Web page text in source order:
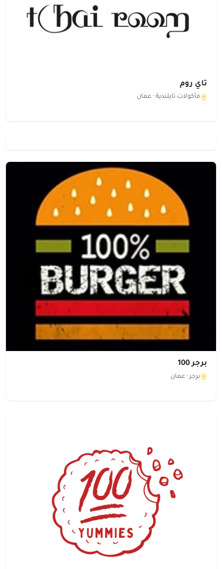
تاي روم
مأكولات تايلندية · عمان
برجر 100
برجر · عمان